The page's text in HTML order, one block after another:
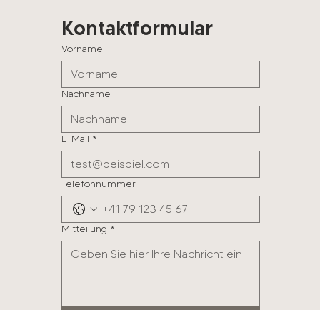
Kontaktformular
Vorname
Nachname
E-Mail *
Telefonnummer
Mitteilung *